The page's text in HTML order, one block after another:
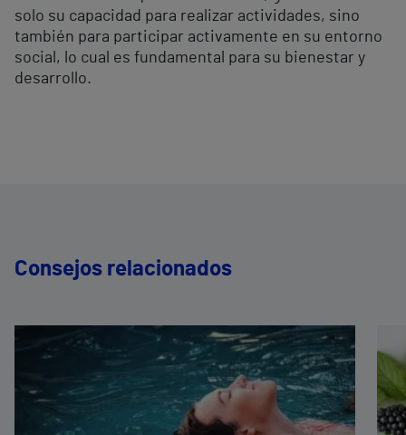
solo su capacidad para realizar actividades, sino
también para participar activamente en su entorno
social, lo cual es fundamental para su bienestar y
desarrollo.
Consejos relacionados